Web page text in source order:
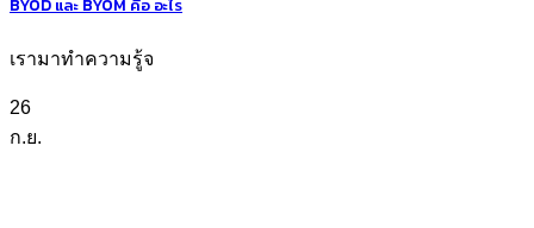
เรามาทำความรู้จ
26
ก.ย.